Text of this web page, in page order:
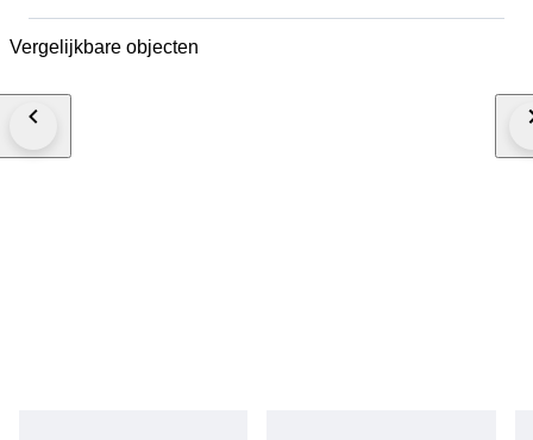
Vergelijkbare objecten